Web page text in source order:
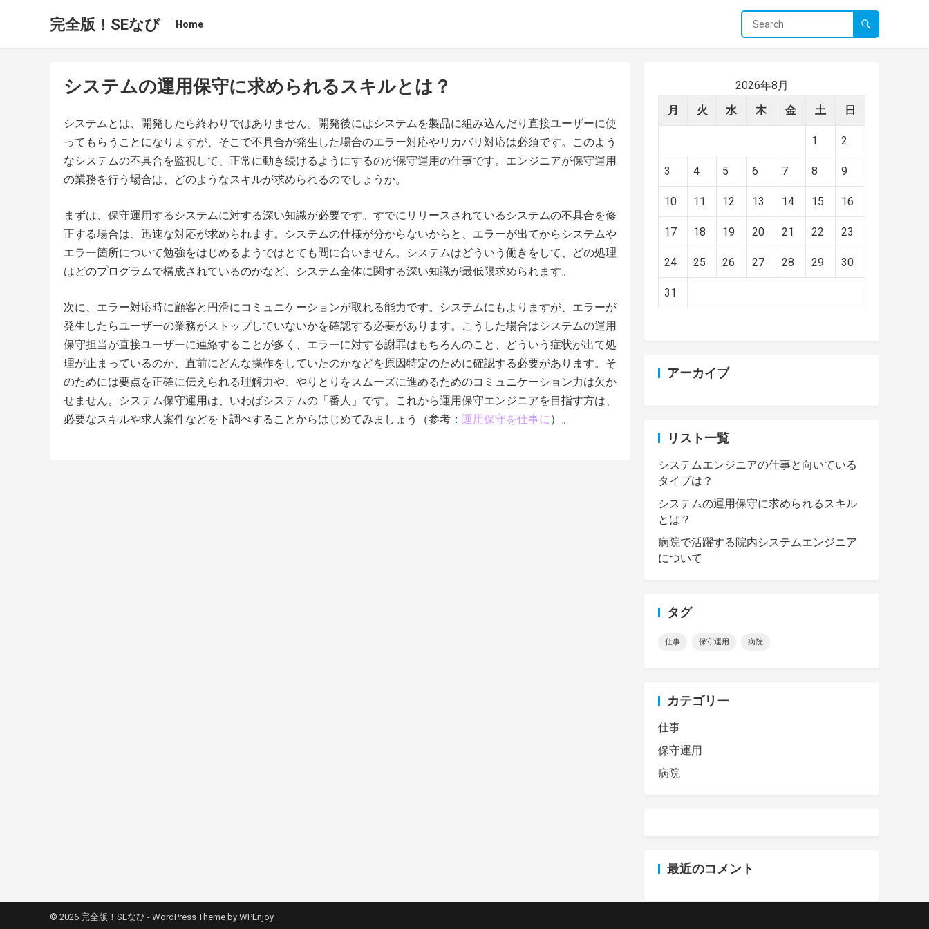
完全版！SEなび Home
システムの運用保守に求められるスキルとは？
システムとは、開発したら終わりではありません。開発後にはシステムを製品に組み込んだり直接ユーザーに使
ってもらうことになりますが、そこで不具合が発生した場合のエラー対応やリカバリ対応は必須です。このよう
なシステムの不具合を監視して、正常に動き続けるようにするのが保守運用の仕事です。エンジニアが保守運用
の業務を行う場合は、どのようなスキルが求められるのでしょうか。
まずは、保守運用するシステムに対する深い知識が必要です。すでにリリースされているシステムの不具合を修
正する場合は、迅速な対応が求められます。システムの仕様が分からないからと、エラーが出てからシステムや
エラー箇所について勉強をはじめるようではとても間に合いません。システムはどういう働きをして、どの処理
はどのプログラムで構成されているのかなど、システム全体に関する深い知識が最低限求められます。
次に、エラー対応時に顧客と円滑にコミュニケーションが取れる能力です。システムにもよりますが、エラーが
発生したらユーザーの業務がストップしていないかを確認する必要があります。こうした場合はシステムの運用
保守担当が直接ユーザーに連絡することが多く、エラーに対する謝罪はもちろんのこと、どういう症状が出て処
理が止まっているのか、直前にどんな操作をしていたのかなどを原因特定のために確認する必要があります。そ
のためには要点を正確に伝えられる理解力や、やりとりをスムーズに進めるためのコミュニケーション力は欠か
せません。システム保守運用は、いわばシステムの「番人」です。これから運用保守エンジニアを目指す方は、
必要なスキルや求人案件などを下調べすることからはじめてみましょう（参考： 運用保守を仕事に）。
2026年8月
月
火 水 木 金 土 日
1 2
3 4 5 6 7 8 9
10 11 12 13 14 15 16
17 18 19 20 21 22 23
24 25 26 27 28 29 30
31
アーカイブ
リスト一覧
システムエンジニアの仕事と向いている
タイプは？
システムの運用保守に求められるスキル
とは？
病院で活躍する院内システムエンジニア
について
タグ
仕事 保守運用 病院
カテゴリー
仕事
保守運用
病院
最近のコメント
© 2026 完全版！SEなび - WordPress Theme by WPEnjoy